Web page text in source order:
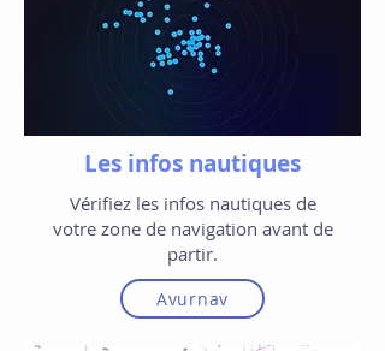
Les infos nautiques
Vérifiez les infos nautiques de
votre zone de navigation avant de
partir.
Avurnav